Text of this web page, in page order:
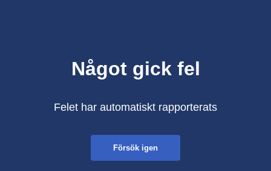
Något gick fel
Felet har automatiskt rapporterats
Försök igen